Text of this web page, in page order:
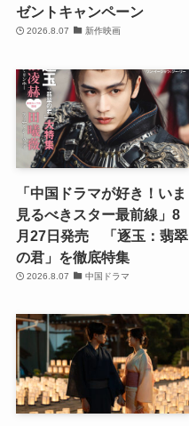
ゼントキャンペーン
2026.8.07 新作映画
「中国ドラマが好き！いま
見るべきスター最前線」8
月27日発売 「逐玉：翡翠
の君」を徹底特集
2026.8.07 中国ドラマ